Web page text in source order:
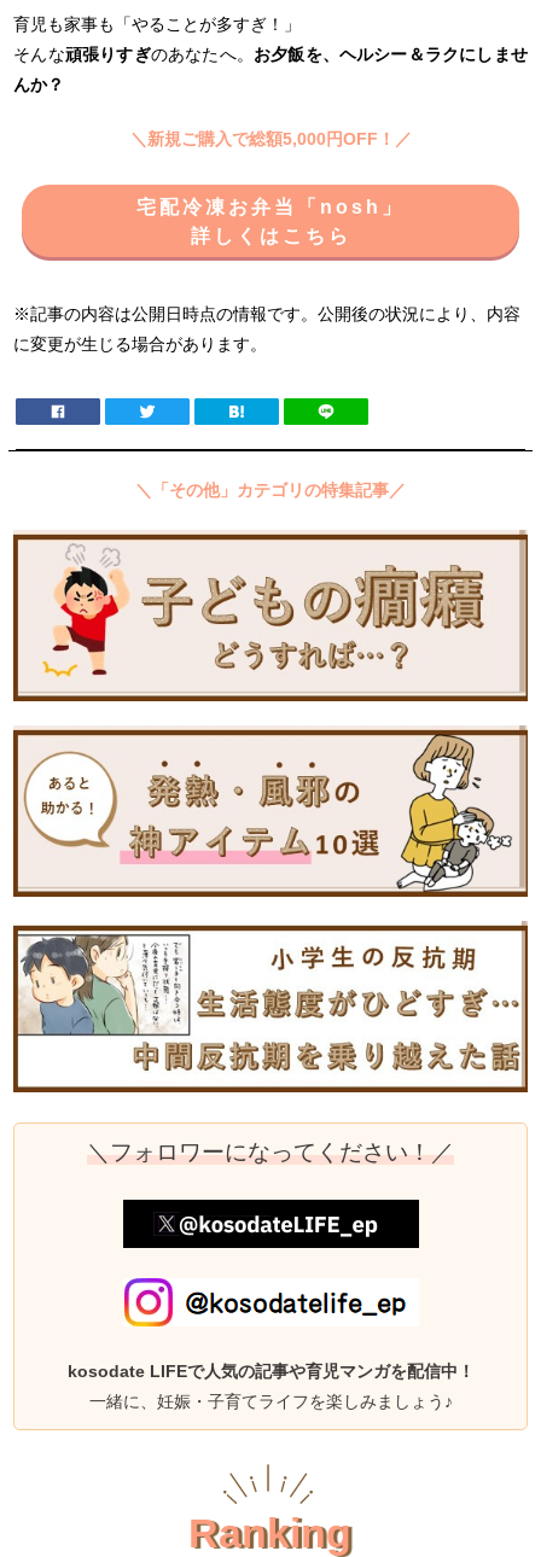
育児も家事も「やることが多すぎ！」
そんな頑張りすぎのあなたへ。 お夕飯を、ヘルシー＆ラクにしませ
んか？
＼新規ご購入で総額5,000円OFF！／
宅配冷凍お弁当「nosh」
詳しくはこちら
※記事の内容は公開日時点の情報です。公開後の状況により、内容
に変更が生じる場合があります。
＼「その他」カテゴリの特集記事／
＼フォロワーになってください！／
kosodate LIFEで人気の記事や育児マンガを配信中！
一緒に、妊娠・子育てライフを楽しみましょう♪
Ranking